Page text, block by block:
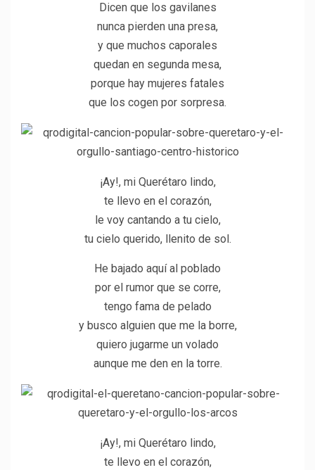
Dicen que los gavilanes
nunca pierden una presa,
y que muchos caporales
quedan en segunda mesa,
porque hay mujeres fatales
que los cogen por sorpresa.
¡Ay!, mi Querétaro lindo,
te llevo en el corazón,
le voy cantando a tu cielo,
tu cielo querido, llenito de sol.
He bajado aquí al poblado
por el rumor que se corre,
tengo fama de pelado
y busco alguien que me la borre,
quiero jugarme un volado
aunque me den en la torre.
¡Ay!, mi Querétaro lindo,
te llevo en el corazón,